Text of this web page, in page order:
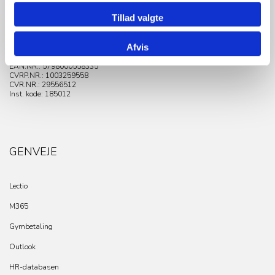
Tillad valgte
Afvis
Tlf. 45 11 53 53
EAN.NR.: 5798000558335
CVRP.NR.: 1003259558
CVR.NR.: 29556512
Inst. kode: 185012
GENVEJE
Lectio
M365
Gymbetaling
Outlook
HR-databasen